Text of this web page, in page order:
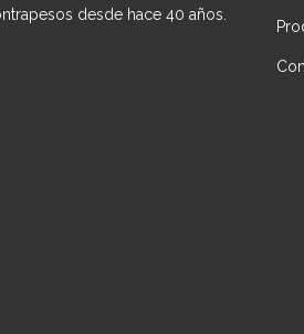
desde hace 40 años.